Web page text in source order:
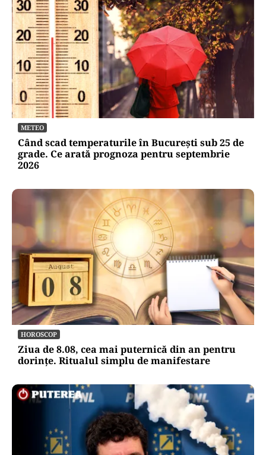
METEO
Când scad temperaturile în București sub 25 de
grade. Ce arată prognoza pentru septembrie
2026
HOROSCOP
Ziua de 8.08, cea mai puternică din an pentru
dorințe. Ritualul simplu de manifestare